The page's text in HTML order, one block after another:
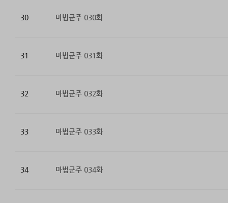
30 마법군주 030화
31 마법군주 031화
32 마법군주 032화
33 마법군주 033화
34 마법군주 034화